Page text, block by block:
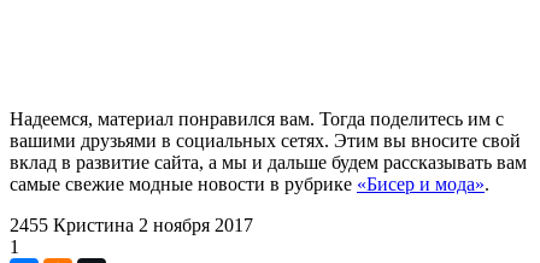
Надеемся, материал понравился вам. Тогда поделитесь им с
вашими друзьями в социальных сетях. Этим вы вносите свой
вклад в развитие сайта, а мы и дальше будем рассказывать вам
самые свежие модные новости в рубрике «Бисер и мода».
2455 Кристина 2 ноября 2017
1